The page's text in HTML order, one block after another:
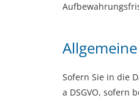
Sofern Sie in die
a DSGVO, sofern